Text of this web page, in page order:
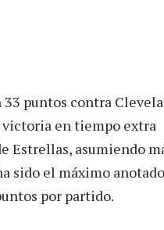
puntos contra
victoria en tiempo extra
Estrellas, asumiendo
sido el máximo
por partido.